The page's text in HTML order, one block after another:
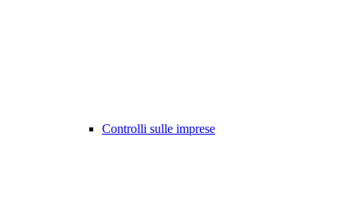
Controlli sulle imprese